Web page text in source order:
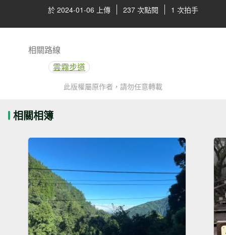
於 2024-01-06 上傳 237 次點閱 1 次拍手
相關路線
雲霧步道
此版權屬原作者，請勿任意轉載
相關相簿